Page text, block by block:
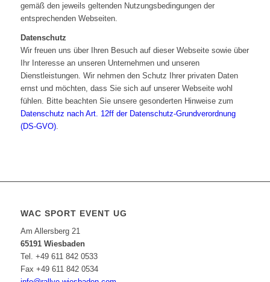
gemäß den jeweils geltenden Nutzungsbedingungen der
entsprechenden Webseiten.
Datenschutz
Wir freuen uns über Ihren Besuch auf dieser Webseite sowie über
Ihr Interesse an unseren Unternehmen und unseren
Dienstleistungen. Wir nehmen den Schutz Ihrer privaten Daten
ernst und möchten, dass Sie sich auf unserer Webseite wohl
fühlen. Bitte beachten Sie unsere gesonderten Hinweise zum
Datenschutz nach Art. 12ff der Datenschutz-Grundverordnung
(DS-GVO).
WAC SPORT EVENT UG
Am Allersberg 21
65191 Wiesbaden
Tel. +49 611 842 0533
Fax +49 611 842 0534